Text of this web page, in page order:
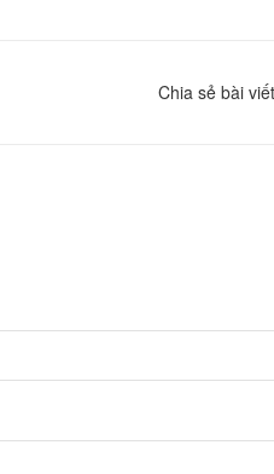
Chia sẻ bài